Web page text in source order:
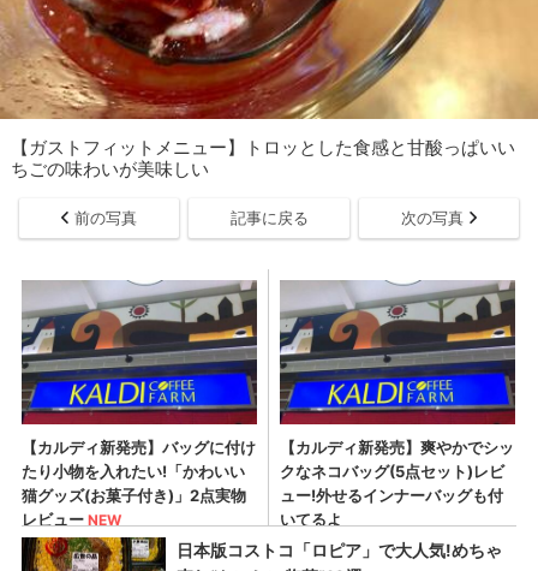
【ガストフィットメニュー】トロッとした食感と甘酸っぱいい
ちごの味わいが美味しい
前の写真 記事に戻る 次の写真